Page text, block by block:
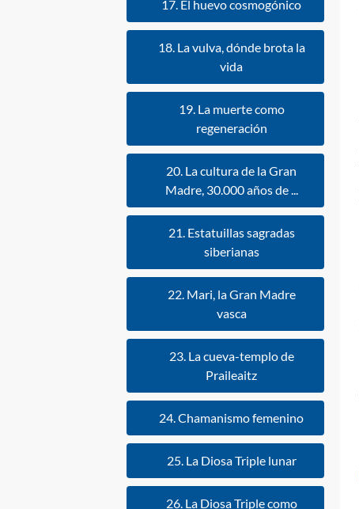
17. El huevo cosmogónico
18. La vulva, dónde brota la
vida
19. La muerte como
regeneración
20. La cultura de la Gran
Madre, 30.000 años de ...
21. Estatuillas sagradas
siberianas
22. Mari, la Gran Madre
vasca
23. La cueva-templo de
Praileaitz
24. Chamanismo femenino
25. La Diosa Triple lunar
26. La Diosa Triple como